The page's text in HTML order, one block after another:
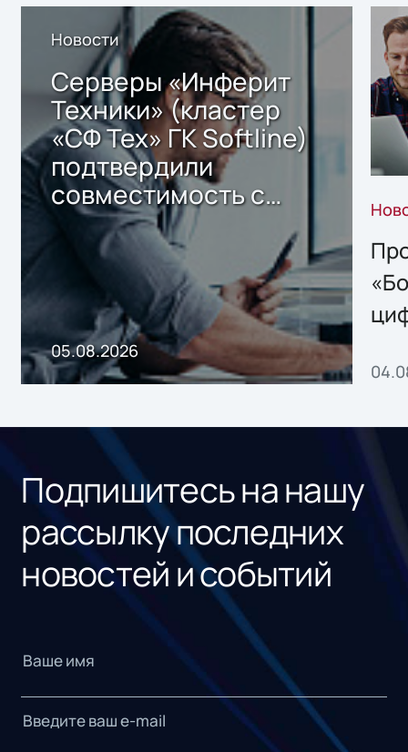
Новости
Серверы «Инферит
Техники» (кластер
«СФ Тех» ГК Softline)
подтвердили
совместимость с
решением Sharx
Storage 2.x для
хранения данных
05.08.2026
Подпишитесь на нашу
рассылку последних
новостей и событий